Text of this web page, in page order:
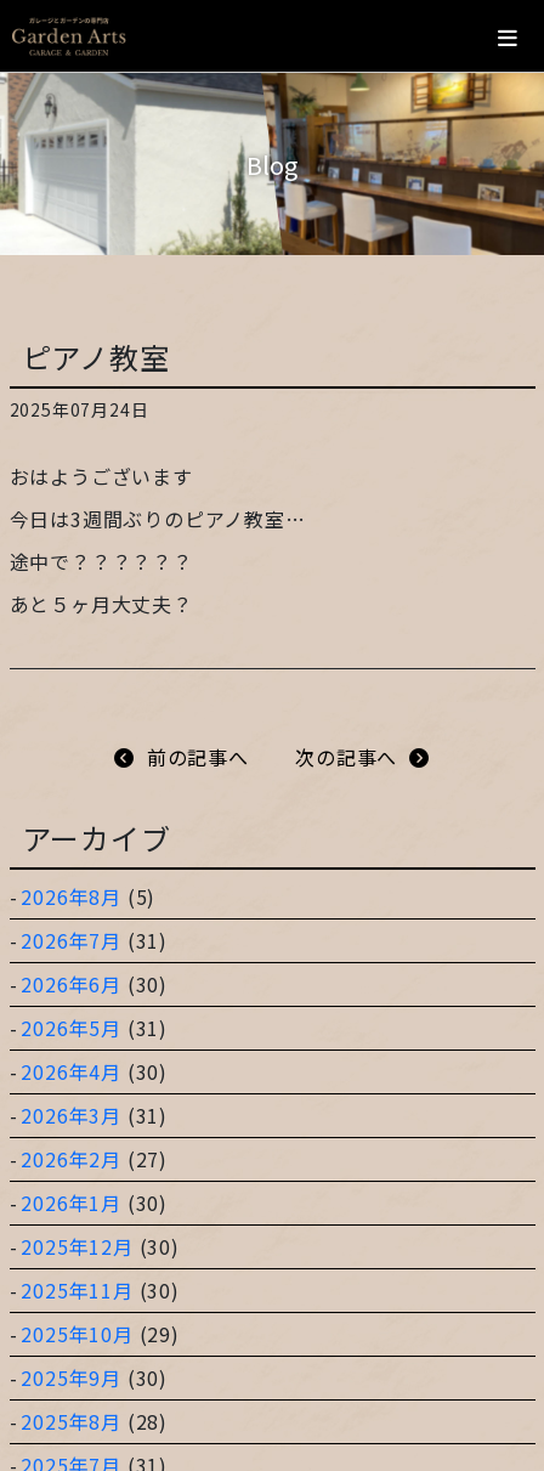
ホーム
会社概要
こだわり
施工実績
お問い合わせ
片田舎の小さなカフェ ガーデンアーツ
Blog
ピアノ教室
2025年07月24日
おはようございます
今日は3週間ぶりのピアノ教室…
途中で？？？？？？
あと５ヶ月大丈夫？
前の記事へ 次の記事へ
アーカイブ
2026年8月 (5)
2026年7月 (31)
2026年6月 (30)
2026年5月 (31)
2026年4月 (30)
2026年3月 (31)
2026年2月 (27)
2026年1月 (30)
2025年12月 (30)
2025年11月 (30)
2025年10月 (29)
2025年9月 (30)
2025年8月 (28)
2025年7月 (31)